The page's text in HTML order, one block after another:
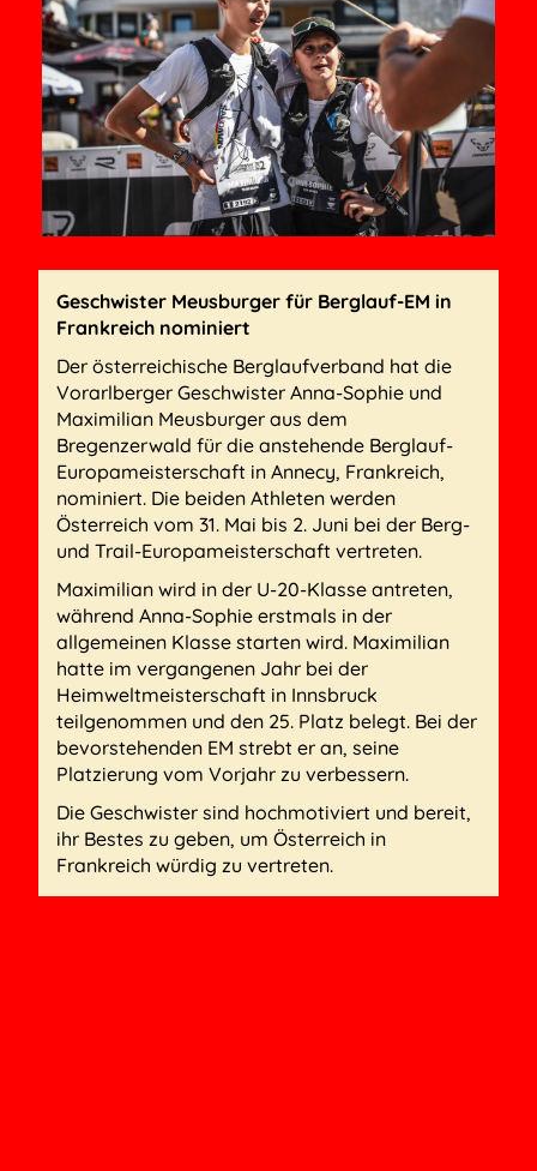
Geschwister Meusburger für Berglauf-EM in
Frankreich nominiert
Der österreichische Berglaufverband hat die
Vorarlberger Geschwister Anna-Sophie und
Maximilian Meusburger aus dem
Bregenzerwald für die anstehende Berglauf-
Europameisterschaft in Annecy, Frankreich,
nominiert. Die beiden Athleten werden
Österreich vom 31. Mai bis 2. Juni bei der Berg-
und Trail-Europameisterschaft vertreten.
Maximilian wird in der U-20-Klasse antreten,
während Anna-Sophie erstmals in der
allgemeinen Klasse starten wird. Maximilian
hatte im vergangenen Jahr bei der
Heimweltmeisterschaft in Innsbruck
teilgenommen und den 25. Platz belegt. Bei der
bevorstehenden EM strebt er an, seine
Platzierung vom Vorjahr zu verbessern.
Die Geschwister sind hochmotiviert und bereit,
ihr Bestes zu geben, um Österreich in
Frankreich würdig zu vertreten.